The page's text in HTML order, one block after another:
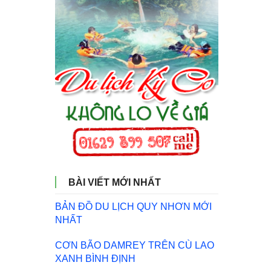
BÀI VIẾT MỚI NHẤT
BẢN ĐỒ DU LỊCH QUY NHƠN MỚI
NHẤT
CƠN BÃO DAMREY TRÊN CÙ LAO
XANH BÌNH ĐỊNH